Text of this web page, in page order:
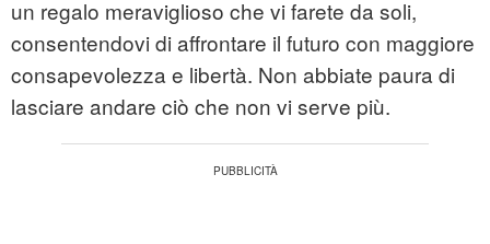
un regalo meraviglioso che vi farete da soli,
consentendovi di affrontare il futuro con maggiore
consapevolezza e libertà. Non abbiate paura di
lasciare andare ciò che non vi serve più.